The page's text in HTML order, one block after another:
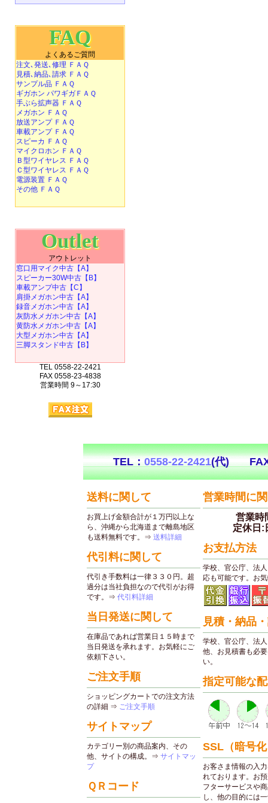
FAQ
よくあるご質問
注文､発送､修理 ＦＡＱ
見積､納品､請求 ＦＡＱ
サンプル品 ＦＡＱ
ギガホン パワギガＦＡＱ
手ぶら拡声器 ＦＡＱ
メガホン ＦＡＱ
放送アンプ ＦＡＱ
車載アンプ ＦＡＱ
スピーカ ＦＡＱ
マイクロホン ＦＡＱ
Ｂ型ワイヤレス ＦＡＱ
Ｃ型ワイヤレス ＦＡＱ
電源装置 ＦＡＱ
その他 ＦＡＱ
Outlet
アウトレット
窓口用マイク中古【A】
スピーカー30W中古【B】
車載アンプ中古【C】
肩掛メガホン中古【A】
録音メガホン中古【A】
灰防水メガホン中古【A】
黄防水メガホン中古【A】
大型メガホン中古【A】
三脚スタンド中古【B】
TEL 0558-22-2421
FAX 0558-23-4838
営業時間 9～17:30